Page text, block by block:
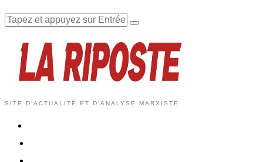
SITE D'ACTUALITÉ ET D'ANALYSE MARXISTE